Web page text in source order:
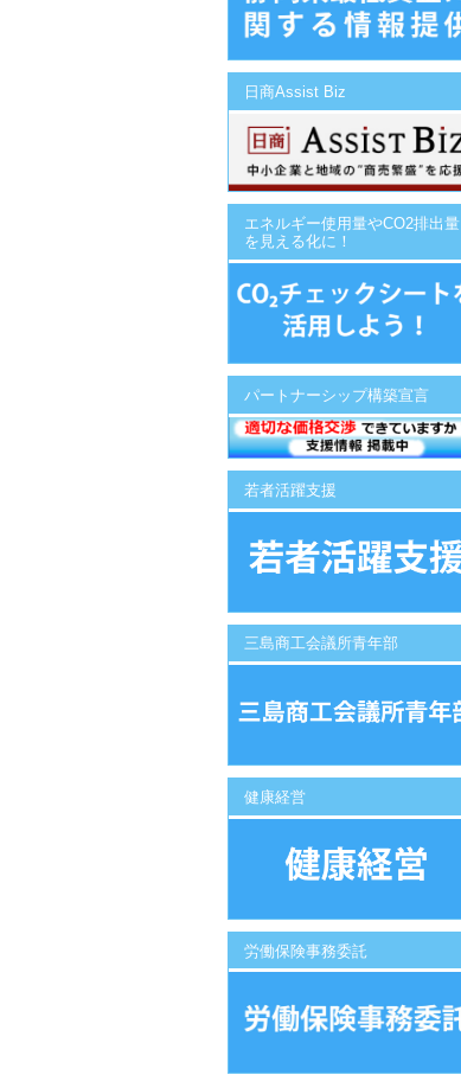
日商Assist Biz
エネルギー使用量やCO2排出量
を見える化に！
パートナーシップ構築宣言
若者活躍支援
三島商工会議所青年部
健康経営
労働保険事務委託